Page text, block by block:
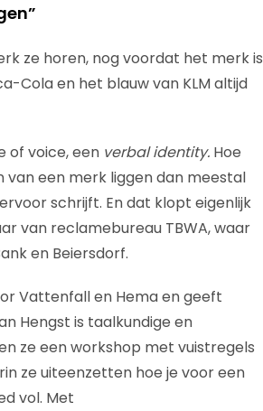
ze horen, nog voordat het merk is
Cola en het blauw van KLM altijd
of voice, een verbal identity.Hoe
van een merk liggen dan meestal
schrijft. En dat klopt eigenlijk
van reclamebureau TBWA, waar
en Beiersdorf.
Vattenfall en Hema en geeft
Hengst is taalkundige en
ze een workshop met vuistregels
ze uiteenzetten hoe je voor een
vol. Met